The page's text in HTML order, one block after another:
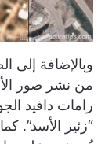
وبالإضافة إلى
من نشر صور
رامات دافيد
“زئير الأسد”.